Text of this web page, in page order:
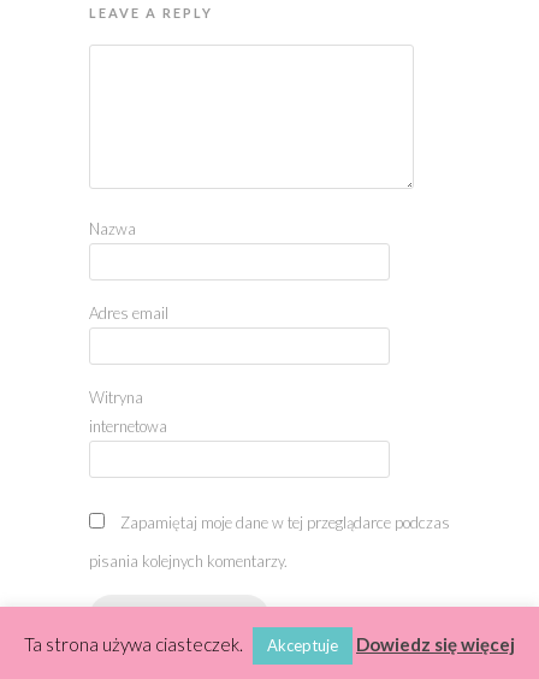
LEAVE A REPLY
Nazwa
Adres email
Witryna
internetowa
Zapamiętaj moje dane w tej przeglądarce podczas
pisania kolejnych komentarzy.
Ta strona używa ciasteczek. Akceptuje Dowiedz się więcej